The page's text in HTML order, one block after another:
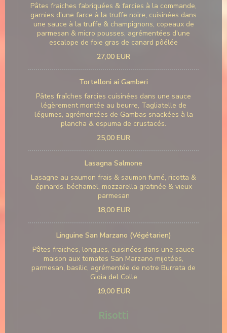
Pâtes fraiches fabriquées & farcies à la commande,
garnies d'une farce à la truffe noire, cuisinées dans
une sauce à la truffe & champignons, copeaux de
parmesan & micro pousses, agrémentées d'une
escalope de foie gras de canard pôélée
27,00 EUR
Tortelloni ai Gamberi
Pâtes fraîches farcies cuisinées dans une sauce
légèrement montée au beurre, Tagliatelle de
légumes, agrémentées de Gambas snackées à la
plancha & espuma de crustacés.
25,00 EUR
Lasagna Salmone
Lasagne au saumon frais & saumon fumé, ricotta &
épinards, béchamel, mozzarella gratinée & vieux
parmesan
18,00 EUR
Linguine San Marzano (Végétarien)
Pâtes fraiches, longues, cuisinées dans une sauce
maison aux tomates San Marzano mijotées,
parmesan, basilic, agrémentée de notre Burrata de
Gioia del Colle
19,00 EUR
Risotti